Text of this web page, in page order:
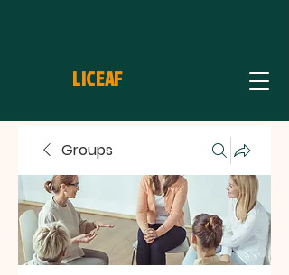
LICEAF
Groups